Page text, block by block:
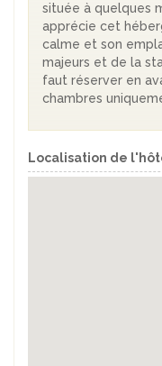
située à quelques
apprécie cet
calme et son
majeurs et de la
faut réserver en
chambres
Localisation de